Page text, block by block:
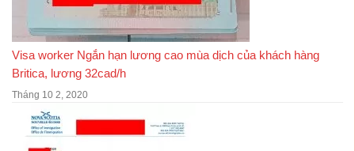
Visa worker Ngắn hạn lương cao mùa dịch của khách hàng
Britica, lương 32cad/h
Tháng 10 2, 2020